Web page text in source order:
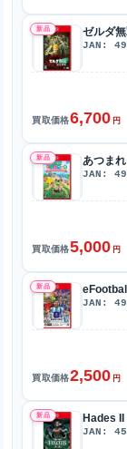
新品 ゼルダ
JAN:
買取価格6,700 円
新品 あつま
JAN:
買取価格5,000 円
新品
JAN:
買取価格2,500 円
新品 Hades
JAN: